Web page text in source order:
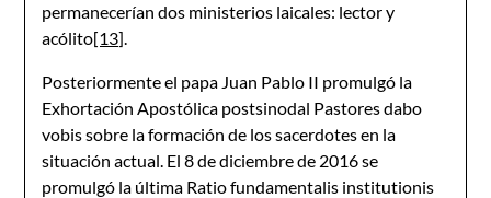
permanecerían dos ministerios laicales: lector y
acólito[13].
Posteriormente el papa Juan Pablo II promulgó la
Exhortación Apostólica postsinodal Pastores dabo
vobis sobre la formación de los sacerdotes en la
situación actual. El 8 de diciembre de 2016 se
promulgó la última Ratio fundamentalis institutionis